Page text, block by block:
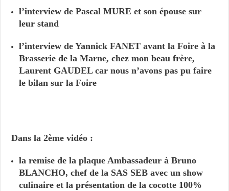
l’interview de Pascal MURE et son épouse sur
leur stand
l’interview de Yannick FANET avant la Foire à la
Brasserie de la Marne, chez mon beau frère,
Laurent GAUDEL car nous n’avons pas pu faire
le bilan sur la Foire
Dans la 2ème vidéo :
la remise de la plaque Ambassadeur à Bruno
BLANCHO, chef de la SAS SEB avec un show
culinaire et la présentation de la cocotte 100%